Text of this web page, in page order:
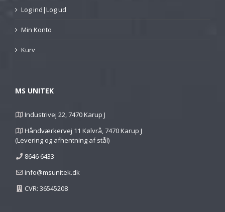
Log ind|Log ud
Min Konto
Kurv
MS UNITEK
Industrivej 22, 7470 Karup J
Håndværkervej 11 Kølvrå, 7470 Karup J
(Levering og afhentning af stål)
8646 6433
info@msunitek.dk
CVR: 36545208